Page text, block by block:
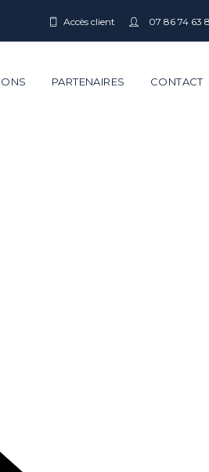
Accès client 07 86 74 63
PARTENAIRES CONTACT